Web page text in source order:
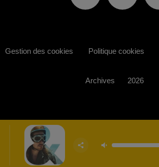
Gestion des cookies Politique cookies
Archives 2026